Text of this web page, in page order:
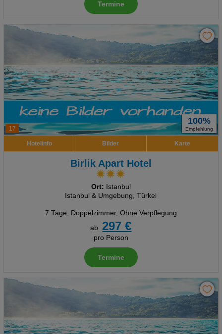
Termine
17
100%
Empfehlung
Hotelinfo Bilder Karte
Birlik Apart Hotel
Ort: Istanbul
Istanbul & Umgebung, Türkei
7 Tage, Doppelzimmer, Ohne Verpflegung
ab
297 €
pro Person
Termine